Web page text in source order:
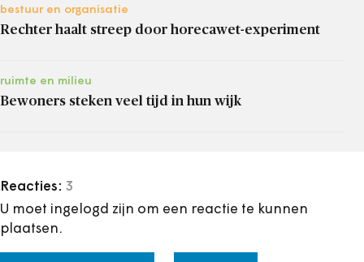
bestuur en organisatie
Rechter haalt streep door horecawet-experiment
ruimte en milieu
Bewoners steken veel tijd in hun wijk
Reacties: 3
U moet ingelogd zijn om een reactie te kunnen
plaatsen.